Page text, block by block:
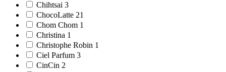
Chihtsai 3
ChocoLatte 21
Chom Chom 1
Christina 1
Christophe Robin 1
Ciel Parfum 3
CinCin 2